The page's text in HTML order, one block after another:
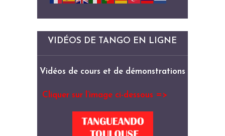
VIDÉOS DE TANGO EN LIGNE
Vidéos de cours et de démonstrations
Cliquer sur l’image ci-dessous =>